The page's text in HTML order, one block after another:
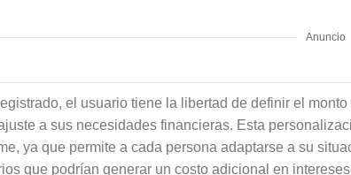
Anuncio
el usuario tiene la libertad de definir el
a sus necesidades financieras. Esta
ya que permite a cada persona adaptarse a su
que podrían generar un costo adicional en